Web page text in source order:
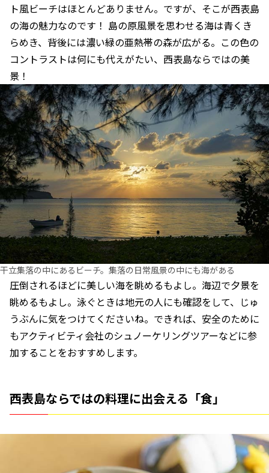
ト風ビーチはほとんどありません。ですが、そこが西表島
の海の魅力なのです！ 島の原風景を思わせる海は青くき
らめき、背後には濃い緑の亜熱帯の森が広がる。この色の
コントラストは何にも代えがたい、西表島ならではの美
景！
干立集落の中にあるビーチ。集落の日常風景の中にも海がある
圧倒されるほどに美しい海を眺めるもよし。海辺で夕景を
眺めるもよし。泳ぐときは地元の人にも確認をして、じゅ
うぶんに気をつけてくださいね。できれば、安全のために
もアクティビティ会社のシュノーケリングツアーなどに参
加することをおすすめします。
西表島ならではの料理に出会える「食」